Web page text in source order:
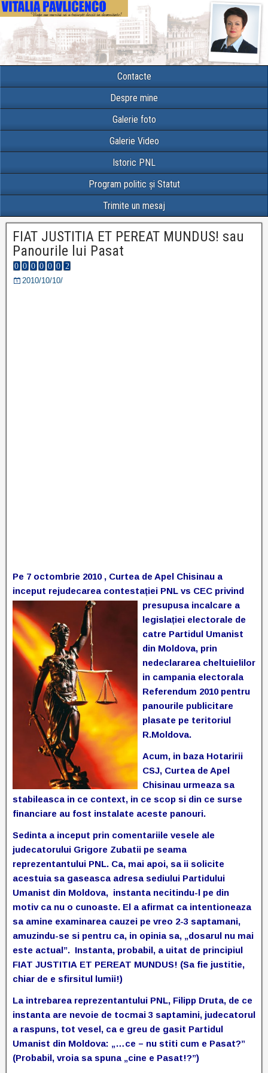
Contacte
Despre mine
Galerie foto
Galerie Video
Istoric PNL
Program politic și Statut
Trimite un mesaj
FIAT JUSTITIA ET PEREAT MUNDUS! sau
Panourile lui Pasat
2010/10/10/
Pe 7 octombrie 2010 , Curtea de Apel Chisinau a
inceput rejudecarea contestației PNL vs CEC privind
presupusa incalcare a
legislației electorale de
catre Partidul Umanist
din Moldova, prin
nedeclararea cheltuielilor
in campania electorala
Referendum 2010 pentru
panourile publicitare
plasate pe teritoriul
R.Moldova.
Acum, in baza Hotaririi
CSJ, Curtea de Apel
Chisinau urmeaza sa
stabileasca in ce context, in ce scop si din ce surse
financiare au fost instalate aceste panouri.
Sedinta a inceput prin comentariile vesele ale
judecatorului Grigore Zubatii pe seama
reprezentantului PNL. Ca, mai apoi, sa ii solicite
acestuia sa gaseasca adresa sediului Partidului
Umanist din Moldova, instanta necitindu-l pe din
motiv ca nu o cunoaste. El a afirmat ca intentioneaza
sa amine examinarea cauzei pe vreo 2-3 saptamani,
amuzindu-se si pentru ca, in opinia sa, „dosarul nu mai
este actual”. Instanta, probabil, a uitat de principiul
FIAT JUSTITIA ET PEREAT MUNDUS! (Sa fie justitie,
chiar de e sfirsitul lumii!)
La intrebarea reprezentantului PNL, Filipp Druta, de ce
instanta are nevoie de tocmai 3 saptamini, judecatorul
a raspuns, tot vesel, ca e greu de gasit Partidul
Umanist din Moldova: „…ce – nu stiti cum e Pasat?”
(Probabil, vroia sa spuna „cine e Pasat!?”)